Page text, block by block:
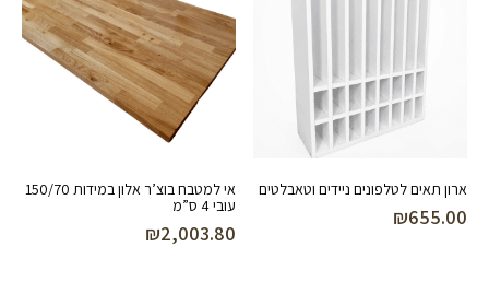
ארון תאים לטלפונים ניידים וטאבלטים
₪655.00
אי למטבח בוצ’ר אלון במידות 150/70
עובי 4 ס”מ
₪2,003.80